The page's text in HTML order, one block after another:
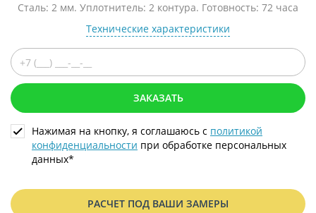
Сталь: 2 мм. Уплотнитель: 2 контура. Готовность: 72 часа
Технические характеристики
ЗАКАЗАТЬ
Нажимая на кнопку, я соглашаюсь с политикой
конфиденциальности при обработке персональных
данных*
РАСЧЕТ ПОД ВАШИ ЗАМЕРЫ